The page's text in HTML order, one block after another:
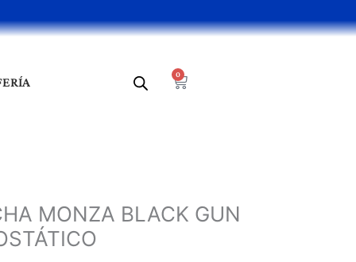
0
Cart
MONZA BLACK GUN
precio
actual
es: